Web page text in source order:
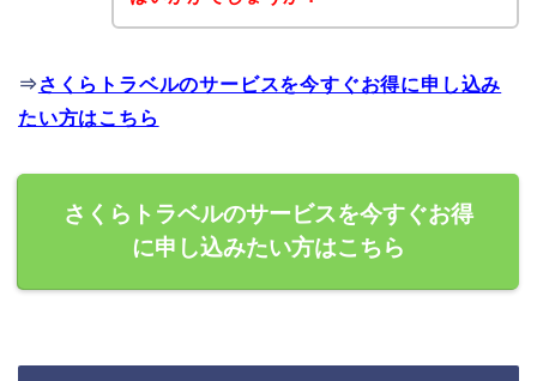
⇒ さくらトラベルのサービスを今すぐお得に申し込み
たい方はこちら
さくらトラベルのサービスを今すぐお得
に申し込みたい方はこちら